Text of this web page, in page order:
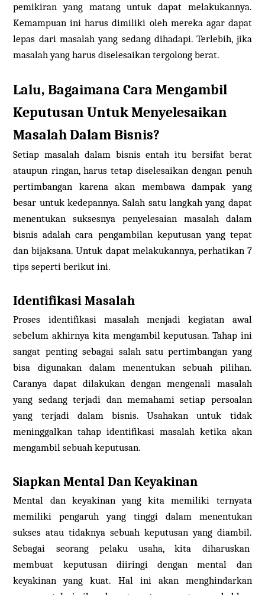
pemikiran yang matang untuk dapat melakukannya.
Kemampuan ini harus dimiliki oleh mereka agar dapat
lepas dari masalah yang sedang dihadapi. Terlebih, jika
masalah yang harus diselesaikan tergolong berat.
Lalu, Bagaimana Cara Mengambil
Keputusan Untuk Menyelesaikan
Masalah Dalam Bisnis?
Setiap masalah dalam bisnis entah itu bersifat berat
ataupun ringan, harus tetap diselesaikan dengan penuh
pertimbangan karena akan membawa dampak yang
besar untuk kedepannya. Salah satu langkah yang dapat
menentukan suksesnya penyelesaian masalah dalam
bisnis adalah cara pengambilan keputusan yang tepat
dan bijaksana. Untuk dapat melakukannya, perhatikan 7
tips seperti berikut ini.
Identifikasi Masalah
Proses identifikasi masalah menjadi kegiatan awal
sebelum akhirnya kita mengambil keputusan. Tahap ini
sangat penting sebagai salah satu pertimbangan yang
bisa digunakan dalam menentukan sebuah pilihan.
Caranya dapat dilakukan dengan mengenali masalah
yang sedang terjadi dan memahami setiap persoalan
yang terjadi dalam bisnis. Usahakan untuk tidak
meninggalkan tahap identifikasi masalah ketika akan
mengambil sebuah keputusan.
Siapkan Mental Dan Keyakinan
Mental dan keyakinan yang kita memiliki ternyata
memiliki pengaruh yang tinggi dalam menentukan
sukses atau tidaknya sebuah keputusan yang diambil.
Sebagai seorang pelaku usaha, kita diharuskan
membuat keputusan diiringi dengan mental dan
keyakinan yang kuat. Hal ini akan menghindarkan